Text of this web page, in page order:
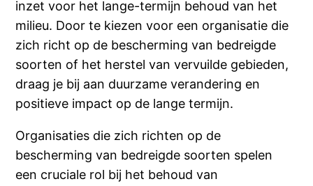
inzet voor het lange-termijn behoud van het
milieu. Door te kiezen voor een organisatie die
zich richt op de bescherming van bedreigde
soorten of het herstel van vervuilde gebieden,
draag je bij aan duurzame verandering en
positieve impact op de lange termijn.
Organisaties die zich richten op de
bescherming van bedreigde soorten spelen
een cruciale rol bij het behoud van